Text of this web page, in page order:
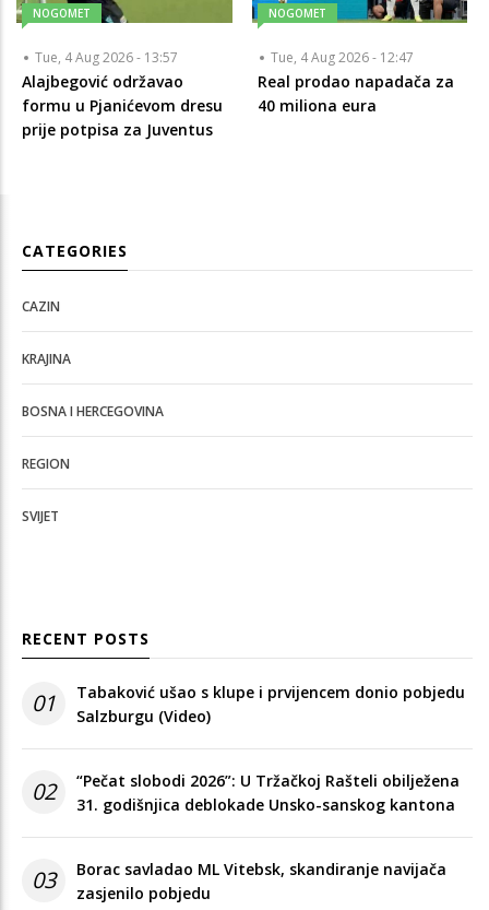
NOGOMET
Tue, 4 Aug 2026 - 13:57
Alajbegović održavao
formu u Pjanićevom dresu
prije potpisa za Juventus
NOGOMET
Tue, 4 Aug 2026 - 12:47
Real prodao napadača za
40 miliona eura
CATEGORIES
CAZIN
KRAJINA
BOSNA I HERCEGOVINA
REGION
SVIJET
RECENT POSTS
01
Tabaković ušao s klupe i prvijencem donio pobjedu
Salzburgu (Video)
02
“Pečat slobodi 2026”: U Tržačkoj Rašteli obilježena
31. godišnjica deblokade Unsko-sanskog kantona
03
Borac savladao ML Vitebsk, skandiranje navijača
zasjenilo pobjedu